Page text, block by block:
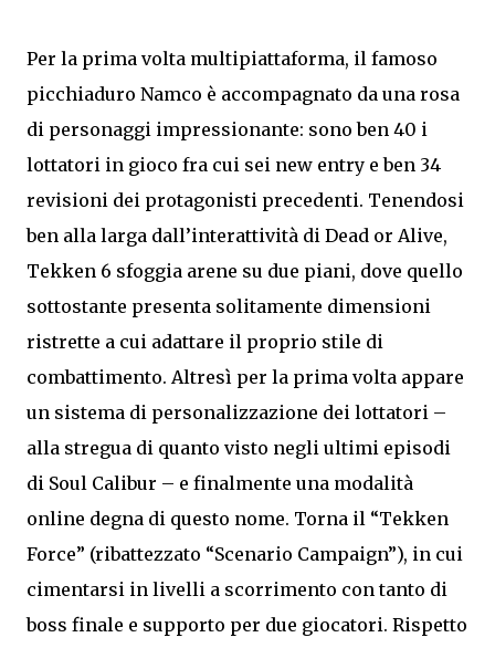
Per la prima volta multipiattaforma, il famoso
picchiaduro Namco è accompagnato da una rosa
di personaggi impressionante: sono ben 40 i
lottatori in gioco fra cui sei new entry e ben 34
revisioni dei protagonisti precedenti. Tenendosi
ben alla larga dall’interattività di Dead or Alive,
Tekken 6 sfoggia arene su due piani, dove quello
sottostante presenta solitamente dimensioni
ristrette a cui adattare il proprio stile di
combattimento. Altresì per la prima volta appare
un sistema di personalizzazione dei lottatori –
alla stregua di quanto visto negli ultimi episodi
di Soul Calibur – e finalmente una modalità
online degna di questo nome. Torna il “Tekken
Force” (ribattezzato “Scenario Campaign”), in cui
cimentarsi in livelli a scorrimento con tanto di
boss finale e supporto per due giocatori. Rispetto